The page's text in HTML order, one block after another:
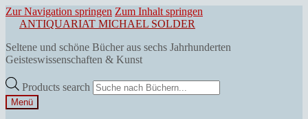
Zur Navigation springen Zum Inhalt springen
ANTIQUARIAT MICHAEL SOLDER
Seltene und schöne Bücher aus sechs Jahrhunderten
Geisteswissenschaften & Kunst
Products search
Menü